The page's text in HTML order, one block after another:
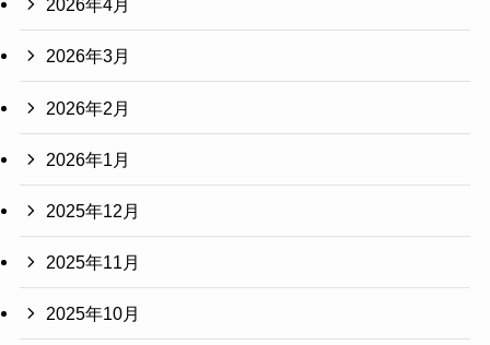
2026年4月
2026年3月
2026年2月
2026年1月
2025年12月
2025年11月
2025年10月